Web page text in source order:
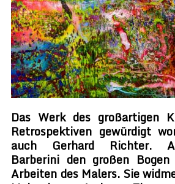
Das Werk des großartigen
Retrospektiven gewürdigt
auch Gerhard Richter.
Barberini den großen
Arbeiten des Malers. Sie